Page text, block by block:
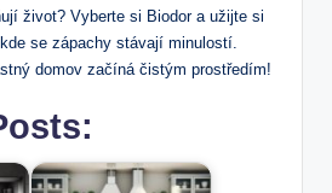
život? Vyberte si Biodor a užijte si
se zápachy stávají minulostí.
domov začíná čistým prostředím!